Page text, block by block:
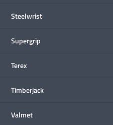
Steelwrist
Supergrip
Terex
Timberjack
Valmet